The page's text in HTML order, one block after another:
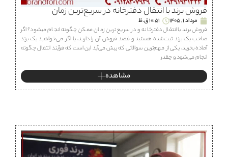
فروش برند با انتقال دفترخانه در سریع‌ترین زمان
مرداد 1, 1405
10:51 ق.ظ
فروش برند با انتقال دفترخانه و در سریع ترین زمان ممکن چگونه انجام میشود؟ اگر
صاحب یک برند ثبت‌شده هستید و قصد فروش آن را دارید، یا اگر می‌خواهید یک برند
آماده بخرید، یکی از مهم‌ترین سوالاتی که پیش می‌آید این است که فرآیند انتقال چگونه
انجام می‌شود و چقدر
مشاهده